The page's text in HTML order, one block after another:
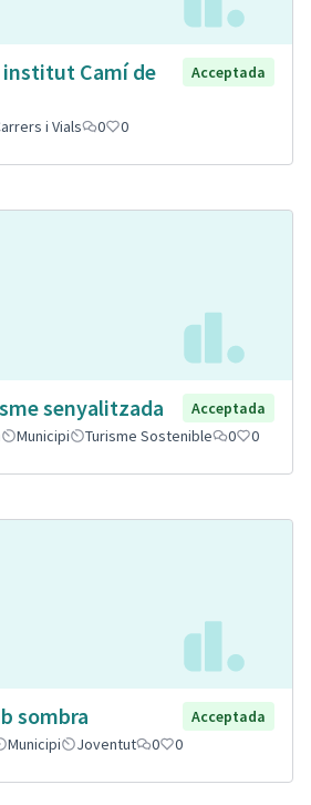
Camí de
Acceptada
i Vials 0 0
senyalitzada
Acceptada
Municipi Turisme Sostenible 0 0
sombra
Acceptada
Municipi Joventut 0 0